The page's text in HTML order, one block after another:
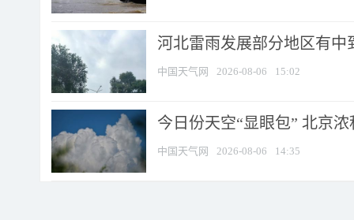
河北雷雨发展部分地区有中
中国天气网 2026-08-06 15:02
今日份天空“显眼包” 北京
中国天气网 2026-08-06 14:35